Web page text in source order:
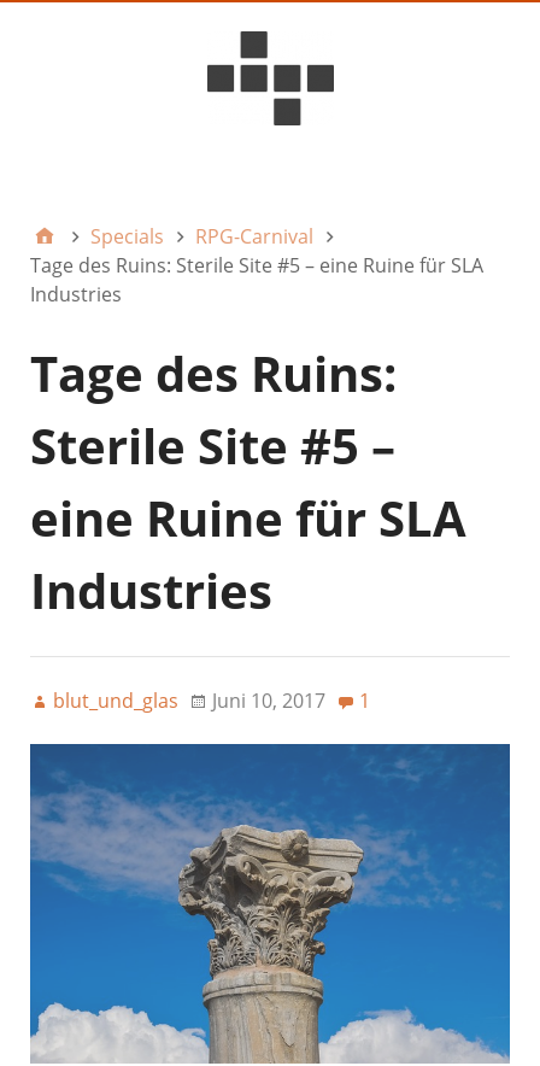
Specials
RPG-Carnival
Tage des Ruins: Sterile Site #5 – eine Ruine für SLA
Industries
Tage des Ruins:
Sterile Site #5 –
eine Ruine für SLA
Industries
blut_und_glas Juni 10, 2017 1